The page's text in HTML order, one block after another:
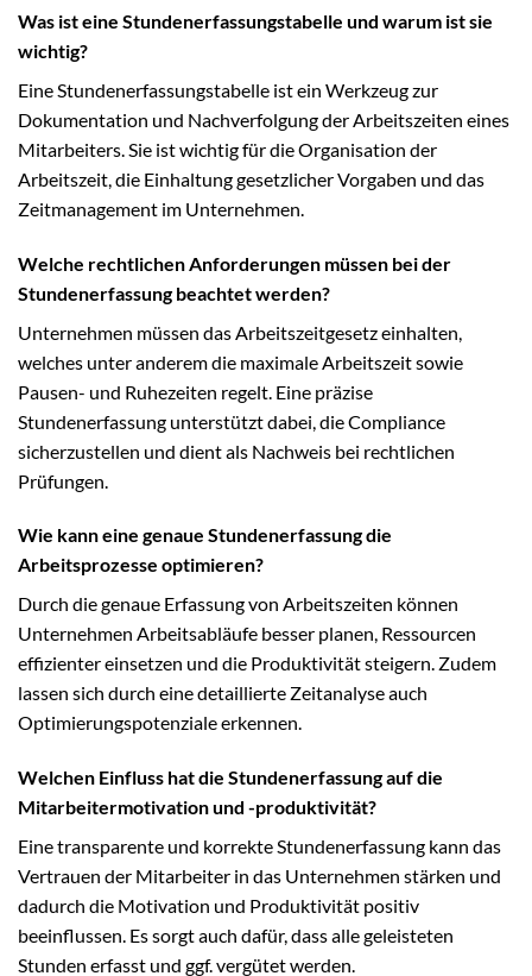
Was ist eine Stundenerfassungstabelle und warum ist sie
wichtig?
Eine Stundenerfassungstabelle ist ein Werkzeug zur
Dokumentation und Nachverfolgung der Arbeitszeiten eines
Mitarbeiters. Sie ist wichtig für die Organisation der
Arbeitszeit, die Einhaltung gesetzlicher Vorgaben und das
Zeitmanagement im Unternehmen.
Welche rechtlichen Anforderungen müssen bei der
Stundenerfassung beachtet werden?
Unternehmen müssen das Arbeitszeitgesetz einhalten,
welches unter anderem die maximale Arbeitszeit sowie
Pausen- und Ruhezeiten regelt. Eine präzise
Stundenerfassung unterstützt dabei, die Compliance
sicherzustellen und dient als Nachweis bei rechtlichen
Prüfungen.
Wie kann eine genaue Stundenerfassung die
Arbeitsprozesse optimieren?
Durch die genaue Erfassung von Arbeitszeiten können
Unternehmen Arbeitsabläufe besser planen, Ressourcen
effizienter einsetzen und die Produktivität steigern. Zudem
lassen sich durch eine detaillierte Zeitanalyse auch
Optimierungspotenziale erkennen.
Welchen Einfluss hat die Stundenerfassung auf die
Mitarbeitermotivation und -produktivität?
Eine transparente und korrekte Stundenerfassung kann das
Vertrauen der Mitarbeiter in das Unternehmen stärken und
dadurch die Motivation und Produktivität positiv
beeinflussen. Es sorgt auch dafür, dass alle geleisteten
Stunden erfasst und ggf. vergütet werden.